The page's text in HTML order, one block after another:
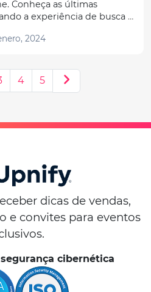
2024
dicas de vendas,
e convites para eventos
cibernética